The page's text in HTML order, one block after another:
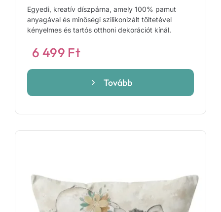
Egyedi, kreatív díszpárna, amely 100% pamut
anyagával és minőségi szilikonizált töltetével
kényelmes és tartós otthoni dekorációt kínál.
6 499 Ft
Tovább